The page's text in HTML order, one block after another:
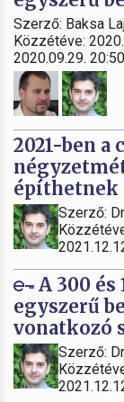
Szerző: Baksa
Közzétéve:
2020.09.29. 20:50
2021-ben a
építhetnek
Szerző:
A 300
egyszerű
vonatkozó
Szerző: